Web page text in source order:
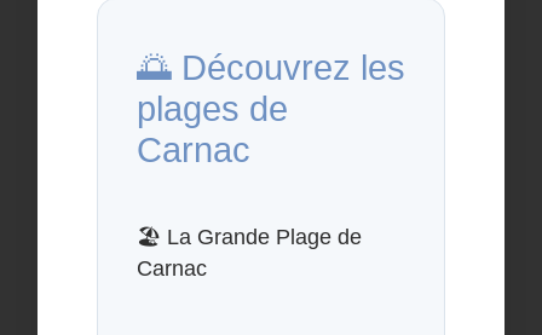
🌅 Découvrez les
plages de
Carnac
🏖️ La Grande Plage de
Carnac